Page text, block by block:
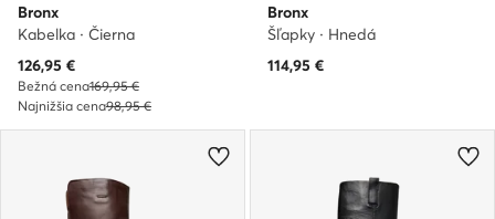
Bronx
Kabelka · Čierna
Aktuálna cena
126,95 €
Bežná cena169,95 €
Najnižšia cena98,95 €
Bronx
Šľapky · Hnedá
114,95 €